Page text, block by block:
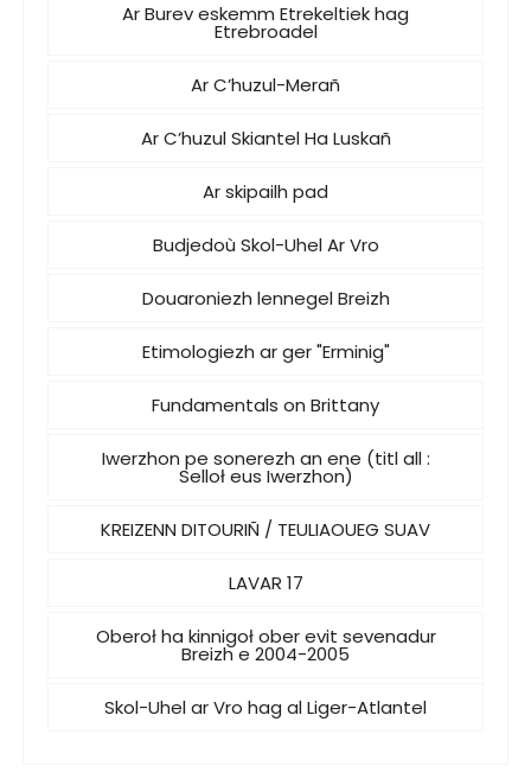
Ar Burev eskemm Etrekeltiek hag
Etrebroadel
Ar C’huzul-Merañ
Ar C’huzul Skiantel Ha Luskañ
Ar skipailh pad
Budjedoù Skol-Uhel Ar Vro
Douaroniezh lennegel Breizh
Etimologiezh ar ger "Erminig"
Fundamentals on Brittany
Iwerzhon pe sonerezh an ene (titl all :
Selloł eus Iwerzhon)
KREIZENN DITOURIÑ / TEULIAOUEG SUAV
LAVAR 17
Oberoł ha kinnigoł ober evit sevenadur
Breizh e 2004-2005
Skol-Uhel ar Vro hag al Liger-Atlantel